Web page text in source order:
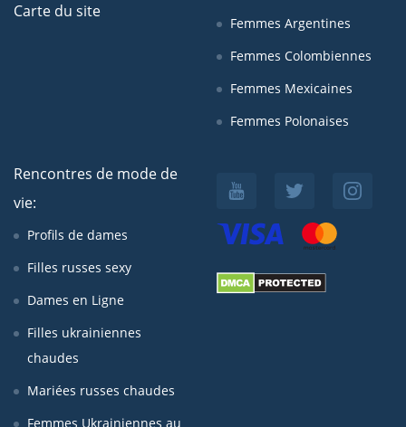
Carte du site
Femmes Argentines
Femmes Colombiennes
Femmes Mexicaines
Femmes Polonaises
Rencontres de mode de
vie:
Profils de dames
Filles russes sexy
Dames en Ligne
Filles ukrainiennes
chaudes
Mariées russes chaudes
Femmes Ukrainiennes au